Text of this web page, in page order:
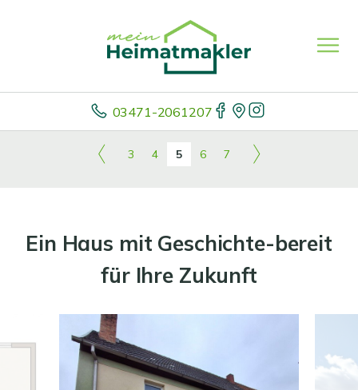
03471-2061207
3 4 5 6 7
Ein Haus mit Geschichte-bereit
für Ihre Zukunft